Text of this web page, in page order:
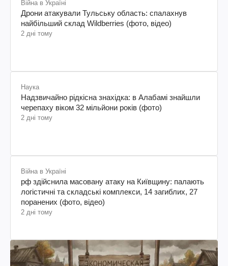
Війна в Україні
Дрони атакували Тульську область: спалахнув
найбільший склад Wildberries (фото, відео)
2 дні тому
Наука
Надзвичайно рідкісна знахідка: в Алабамі знайшли
черепаху віком 32 мільйони років (фото)
2 дні тому
Війна в Україні
рф здійснила масовану атаку на Київщину: палають
логістичні та складські комплекси, 14 загиблих, 27
поранених (фото, відео)
2 дні тому